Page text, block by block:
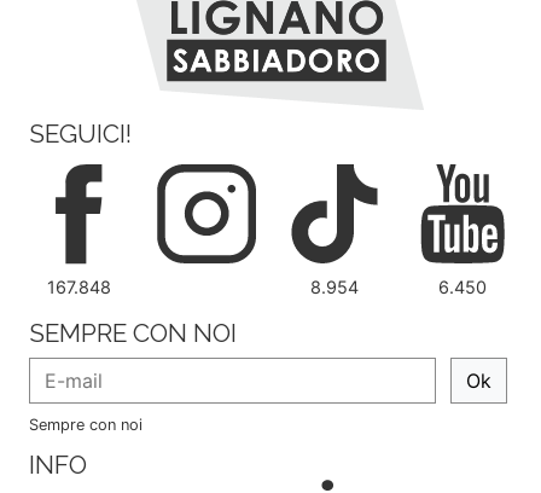
SEGUICI!
167.848 8.954 6.450
SEMPRE CON NOI
Ok
Sempre con noi
INFO